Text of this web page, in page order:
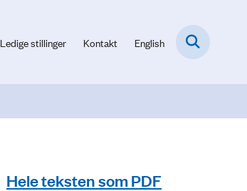
Ledige stillinger Kontakt English
Hele teksten som PDF